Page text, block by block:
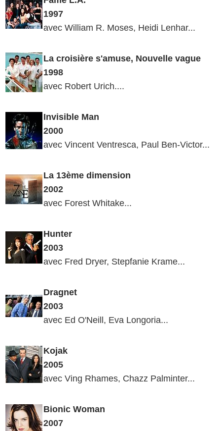
1997
avec William R. Moses, Heidi Lenhar...
La croisière s'amuse, Nouvelle vague
1998
avec Robert Urich....
Invisible Man
2000
avec Vincent Ventresca, Paul Ben-Victor...
La 13ème dimension
2002
avec Forest Whitake...
Hunter
2003
avec Fred Dryer, Stepfanie Krame...
Dragnet
2003
avec Ed O'Neill, Eva Longoria...
Kojak
2005
avec Ving Rhames, Chazz Palminter...
Bionic Woman
2007